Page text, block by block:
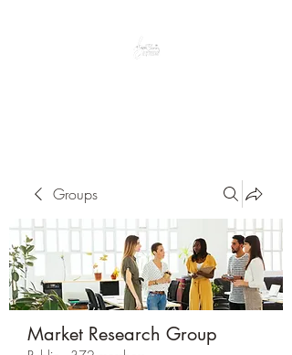
Groups
Market Research Group